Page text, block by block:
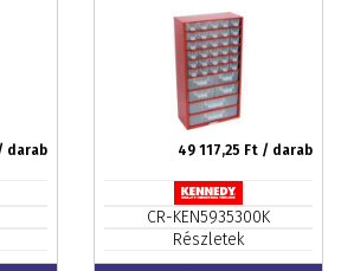
darab 49 117,25 Ft / darab
CR-KEN5935300K
Részletek